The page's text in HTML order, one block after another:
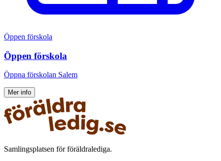
Öppen förskola
Öppen förskola
Öppna förskolan Salem
Mer info
Samlingsplatsen för föräldralediga.